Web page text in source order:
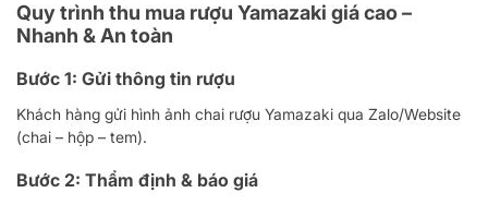
Quy trình thu mua rượu Yamazaki giá cao –
Nhanh & An toàn
Bước 1: Gửi thông tin rượu
Khách hàng gửi hình ảnh chai rượu Yamazaki qua Zalo/Website
(chai – hộp – tem).
Bước 2: Thẩm định & báo giá